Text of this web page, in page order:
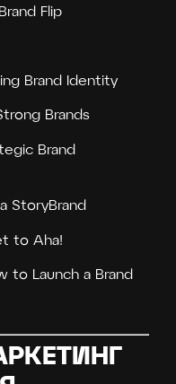
Flip
Brand Identity
Brands
Brand
StoryBrand
to Aha!
to Launch a Brand